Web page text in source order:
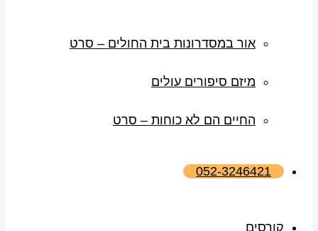
אור במסדרונות בית החולים – סרט
מיזם סיפורים עולים
החיים הם לא כוחות – סרט
052-3246421
קורסים